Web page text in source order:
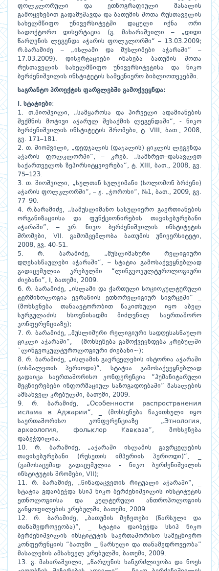
ფოლკლორული და ეთნოგრაფიული მასალის
გამოყენებით გადამუშავდა და ბათუმის შოთა რუსთაველის
სახელმწიფო უნივერსიტეტში დაცული იქნა ორი
სადოქტორო დისერტაცია (გ. მახარაშვილი – „დიდი
წარღვნის ლეგენდა აჭარის ფოლკლორში“ – 13.03.2009;
რ.ბარამიძე – „ისლამი და მუსლიმები აჭარაში“ –
17.03.2009). დისერტაციები ინახება ბათუმის შოთა
რუსთაველის სახელმწიფო უნივერსიტეტისა და ნიკო
ბერძენიშვილის ინსტიტუტის სამეცნიერო ბიბლიოთეკებში.
საგრანტო პროექტის ფარგლებში გამოქვეყნდა:
I. სტატიები:
1. თ.შიოშვილი, „სამყაროსა და პირველი ადამიანების
შექმნის მოტივი აჭარულ შესაქმის ლეგენდაში“, - ნიკო
ბერძენიშვილის ინსტიტუტის შრომები, ტ. VIII, ბათ., 2008,
გვ. 171–181.
2. თ. შიოშვილი, „დედჯალის (დაჯალის) ციკლის ლეგენდა
აჭარის ფოლკლორში“, – კრებ. „სამხრეთ–დასავლეთ
საქართველოს ზეპირსიტყვიერება“, ტ. XIII, ბათ., 2008, გვ.
75–123.
3. თ. შიოშვილი, „სულთან სულეიმანი (სოლომონ ბრძენი)
აჭარის ფოლკლორში“, – ჟ. „ჭოროხი“, №1, ბათ., 2009, გვ.
77–90.
4. რ.ბარამიძე, „სამუსლიმანო სასულიერო გაერთიანების
ორგანიზაციისა და ფუნქციონირების თავისებურებანი
აჭარაში”, – კრ. ნიკო ბერძენიშვილის ინსტიტუტის
შრომები, VII. გამომცემლობა ბათუმის უნივერსიტეტი,
2008, გვ. 40-51.
5. რ. ბარამიძე, „მუსლიმანური რელიგიური
დღესასწაულები აჭარაში“, – სტატია გამოსაქვეყნებლად
გადაცემულია კრებულში “ლინგვოკულტუროლოგიური
ძიებანი”, I, ბათუმი, 2009.
6. რ. ბარამიძე, „ისლამი და ქართული სოციოკულტურული
ტერმინოლოგია ევრაზიის ეთნორელიგიურ სივრცეში“ _
(მოხსენება თანაავტორობით წაკითხული იყო აბელ
სურგულაძის ხსოვნისადმი მიძღვნილ საერთაშორო
კონფერენციაზე);
7. რ. ბარამიძე, „მუსლიმური რელიგიური სადღესასწაულო
ციკლი აჭარაში“, _ (მოხსენება გამოქვეყნდება კრებულში
`ლინგვოკულტუროლოგიური ძიებანი~);
8. რ. ბარამიძე, „ისლამის გავრცელების ისტორია აჭარაში
(ოსმალეთის პერიოდი)“, სტატია გამოსაქვეყნებლად
გადაიცა საერთაშორისო კონფერენცია “ჰუმანიტარული
მეცნიერებები ინფორმაციულ საზოგადოებაში” მასალების
ამსახველ კრებულში, ბათუმი, 2009.
9. რ. ბარამიძე, „Особенности распространения
ислама в Аджарии“, _ (მოხსენება წაკითხული იყო
საერთაშორისო კონფერენციაზე „Этнология,
археология, фольклор Кавказа“, მოხსენება
დაბეჭდილია.
10. რ. ბარამიძე, „აჭარაში ისლამის გავრცელების
თავისებურებანი (რუსეთის იმპერიის პერიოდი)“, _
(გამოსაცემად გადაცემულია - ნიკო ბერძენიშვილის
ინსტიტუტის შრომები, VII);
11. რ. ბარამიძე, „წინადაცვეთის რიტუალი აჭარაში“, _
სტატია გდაიბეჭდა სსიპ ნიკო ბერძენიშვილის ინსტიტუტის
ეთნოლოგიისა და კულტურული ანთროპოლოგიის
განყოფილების კრებულში, ბათუმი, 2009.
12. რ. ბარამიძე, „ბათუმის მეჩეთები (წარსული და
თანამედროვეობა)“, _ სტატია დაიბეჭდა სსიპ ნიკო
ბერძენიშვილის ინსტიტუტის საერთაშორისო სამეცნიერო
კონფერენციის “ბათუმი _ წარსული და თანამედროვეობა”
მასალების ამსახველ კრებულში, ბათუმი, 2009.
13. გ. მახარაშვილი, „წარღვნის ხანგრძლივობა და ნოეს